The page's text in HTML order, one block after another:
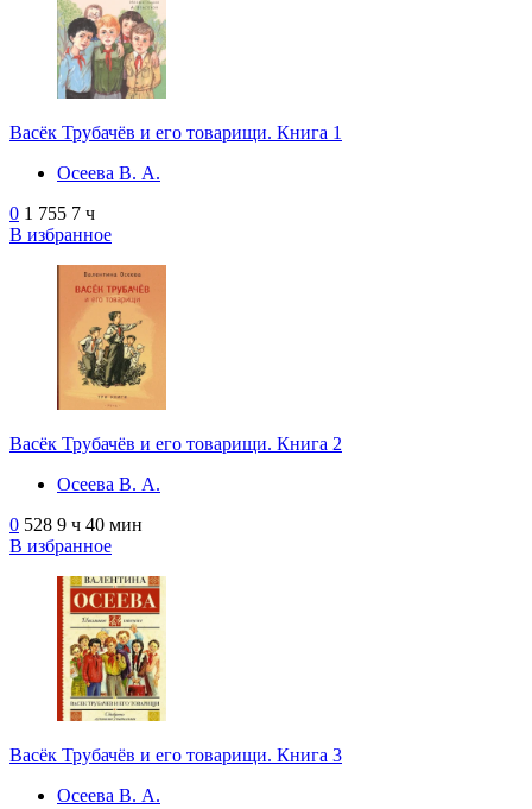
Васёк Трубачёв и его товарищи. Книга 1
Осеева В. А.
0 1 755 7 ч
В избранное
Васёк Трубачёв и его товарищи. Книга 2
Осеева В. А.
0 528 9 ч 40 мин
В избранное
Васёк Трубачёв и его товарищи. Книга 3
Осеева В. А.